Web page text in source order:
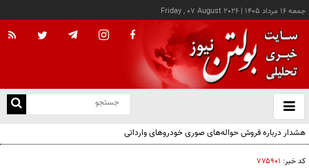
جمعه ۱۶ مرداد ۱۴۰۵ |
Friday , 07 August 2026
باز
و
کد خبر: ۷۷۵۹۰۱